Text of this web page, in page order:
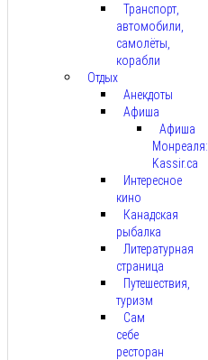
Транспорт,
автомобили,
самолёты,
корабли
Отдых
Анекдоты
Афиша
Афиша
Монреаля:
Kassir.ca
Интересное
кино
Канадская
рыбалка
Литературная
страница
Путешествия,
туризм
Сам
себе
ресторан